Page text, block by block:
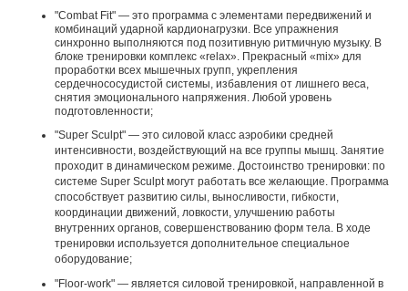
"Combat Fit" — это программа с элементами передвижений и
комбинаций ударной кардионагрузки. Все упражнения
синхронно выполняются под позитивную ритмичную музыку. В
блоке тренировки комплекс «relax». Прекрасный «mix» для
проработки всех мышечных групп, укрепления
сердечнососудистой системы, избавления от лишнего веса,
снятия эмоционального напряжения. Любой уровень
подготовленности;
"Super Sculpt" — это силовой класс аэробики средней
интенсивности, воздействующий на все группы мышц. Занятие
проходит в динамическом режиме. Достоинство тренировки: по
системе Super Sculpt могут работать все желающие. Программа
способствует развитию силы, выносливости, гибкости,
координации движений, ловкости, улучшению работы
внутренних органов, совершенствованию форм тела. В ходе
тренировки используется дополнительное специальное
оборудование;
"Floor-work" — является силовой тренировкой, направленной в